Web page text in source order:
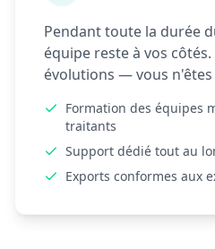
Pendant toute la durée
équipe reste à vos
évolutions — vous n'êtes
Formation des équipes
traitants
Support dédié tout au
Exports conformes aux